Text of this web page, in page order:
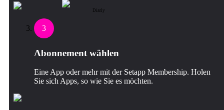
Diarly
3
Abonnement wählen
Eine App oder mehr mit der Setapp Membership. Holen
Sie sich Apps, so wie Sie es möchten.